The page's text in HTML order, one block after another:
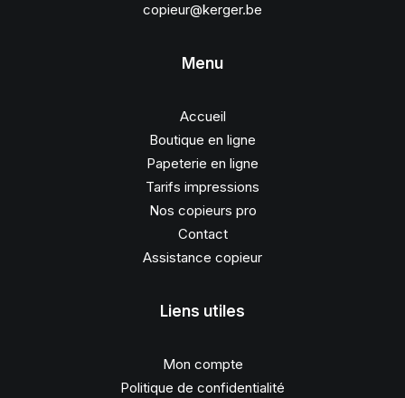
copieur@kerger.be
Menu
Accueil
Boutique en ligne
Papeterie en ligne
Tarifs impressions
Nos copieurs pro
Contact
Assistance copieur
Liens utiles
Mon compte
Politique de confidentialité